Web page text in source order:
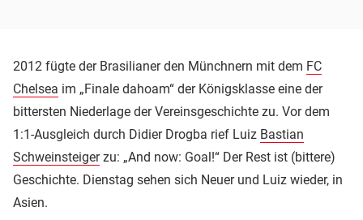
2012 fügte der Brasilianer den Münchnern mit dem FC
Chelsea im „Finale dahoam“ der Königsklasse eine der
bittersten Niederlage der Vereinsgeschichte zu. Vor dem
1:1-Ausgleich durch Didier Drogba rief Luiz Bastian
Schweinsteigerzu: „And now: Goal!“ Der Rest ist (bittere)
Geschichte. Dienstag sehen sich Neuer und Luiz wieder, in
Asien.